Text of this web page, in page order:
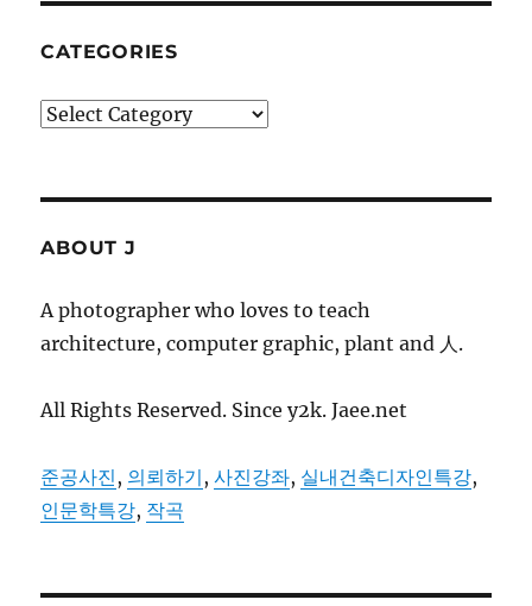
CATEGORIES
Categories
ABOUT J
A photographer who loves to teach
architecture, computer graphic, plant and 人.
All Rights Reserved. Since y2k. Jaee.net
준공사진, 의뢰하기,사진강좌, 실내건축디자인특강,
인문학특강, 작곡